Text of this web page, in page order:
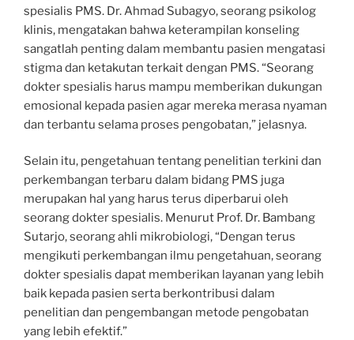
spesialis PMS. Dr. Ahmad Subagyo, seorang psikolog
klinis, mengatakan bahwa keterampilan konseling
sangatlah penting dalam membantu pasien mengatasi
stigma dan ketakutan terkait dengan PMS. “Seorang
dokter spesialis harus mampu memberikan dukungan
emosional kepada pasien agar mereka merasa nyaman
dan terbantu selama proses pengobatan,” jelasnya.
Selain itu, pengetahuan tentang penelitian terkini dan
perkembangan terbaru dalam bidang PMS juga
merupakan hal yang harus terus diperbarui oleh
seorang dokter spesialis. Menurut Prof. Dr. Bambang
Sutarjo, seorang ahli mikrobiologi, “Dengan terus
mengikuti perkembangan ilmu pengetahuan, seorang
dokter spesialis dapat memberikan layanan yang lebih
baik kepada pasien serta berkontribusi dalam
penelitian dan pengembangan metode pengobatan
yang lebih efektif.”